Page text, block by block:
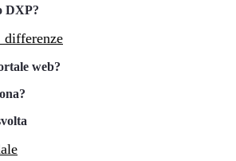
DXP?
differenze
web?